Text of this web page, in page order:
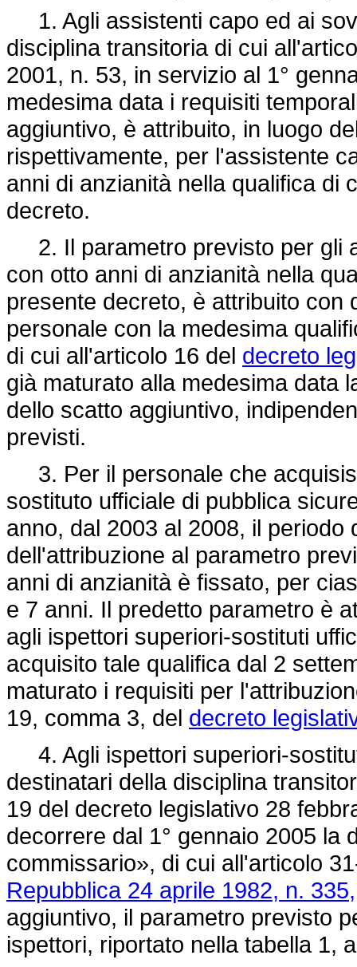
1. Agli assistenti capo ed ai
disciplina transitoria di cui
2001, n. 53, in servizio al 1°
medesima data i requisiti
aggiuntivo, è attribuito, in luogo
rispettivamente, per l'assistente
anni di anzianità nella qualifica di
decreto.
2. Il parametro previsto per gli
con otto anni di anzianità nella
presente decreto, è attribuito con
personale con la medesima
di cui all'articolo 16 del decreto
già maturato alla medesima data
dello scatto aggiuntivo,
previsti.
3. Per il personale che
sostituto ufficiale di pubblica
anno, dal 2003 al 2008, il
dell'attribuzione al parametro
anni di anzianità è fissato, per
e 7 anni. Il predetto parametro è
agli ispettori superiori-sostituti
acquisito tale qualifica dal 2
maturato i requisiti per
19, comma 3, del decreto
4. Agli ispettori superiori-
destinatari della disciplina
19 del decreto legislativo 28
decorrere dal 1° gennaio 2005 la
commissario», di cui all'articolo
Repubblica 24 aprile 1982, n. 335,
aggiuntivo, il parametro previsto
ispettori, riportato nella tabella 1,